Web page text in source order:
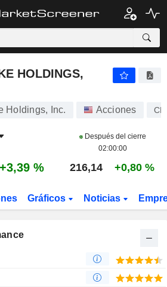
HOLDINGS,
Holdings, Inc. Acciones
Después del cierre
02:00:00
+3,39 % 216,14 +0,80 %
Gráficos Noticias